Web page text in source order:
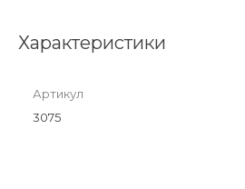
Характеристики
Артикул
3075